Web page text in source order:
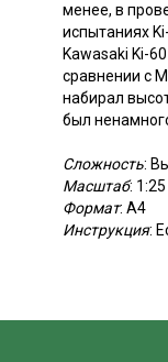
менее, в
испытаниях
Kawasaki Ki-
сравнении с
набирал
был
Сложность:
Масштаб: 1:25
Формат: А4
Инструкция: